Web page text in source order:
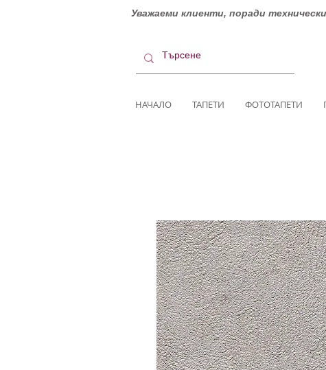
Уважаеми клиенти, поради
НАЧАЛО ТАПЕТИ ФОТОТАПЕТИ